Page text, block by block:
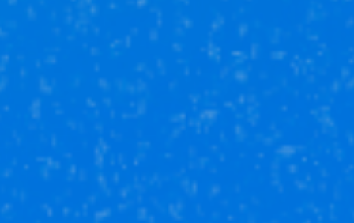
Страхование